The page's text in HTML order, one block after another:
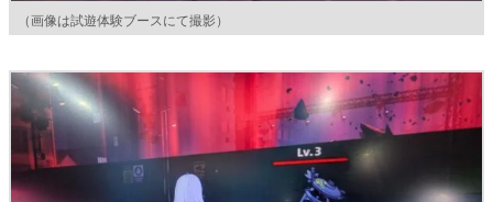
（画像は試遊体験ブースにて撮影）